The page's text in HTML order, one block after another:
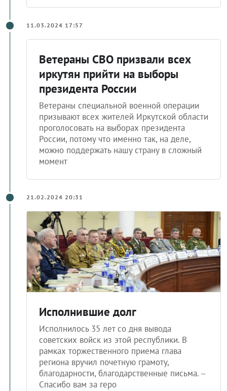
11.03.2024 17:57
Ветераны СВО призвали всех
иркутян прийти на выборы
президента России
Ветераны специальной военной операции
призывают всех жителей Иркутской области
проголосовать на выборах президента
России, потому что именно так, на деле,
можно поддержать нашу страну в сложный
момент
21.02.2024 20:31
Исполнившие долг
Исполнилось 35 лет со дня вывода
советских войск из этой республики. В
рамках торжественного приема глава
региона вручил почетную грамоту,
благодарности, благодарственные письма. –
Спасибо вам за геро